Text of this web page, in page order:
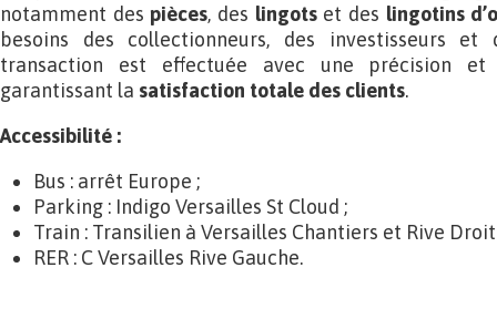
notamment des pièces, des lingotset des lingotins
besoins des collectionneurs, des investisseurs et
transaction est effectuée avec une précision et
garantissant la satisfaction totale des clients.
Accessibilité :
Bus : arrêt Europe ;
Parking : Indigo Versailles St Cloud ;
Train : Transilien à Versailles Chantiers et Rive
RER : C Versailles Rive Gauche.